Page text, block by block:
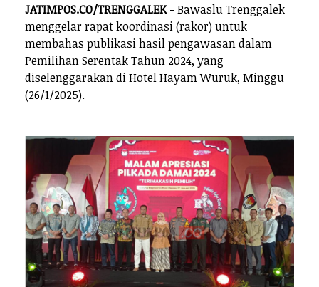
JATIMPOS.CO/TRENGGALEK- Bawaslu Trenggalek
menggelar rapat koordinasi (rakor) untuk
membahas publikasi hasil pengawasan dalam
Pemilihan Serentak Tahun 2024, yang
diselenggarakan di Hotel Hayam Wuruk, Minggu
(26/1/2025).